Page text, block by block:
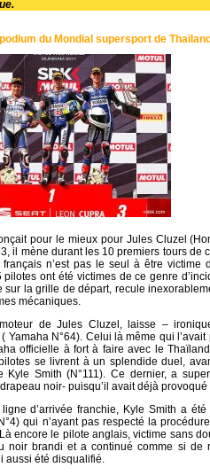
du Mondial supersport de
pour le mieux pour Jules Cluzel
il mène durant les 10 premiers tours de
français n’est pas le seul à être victime
pilotes ont été victimes de ce genre
sur la grille de départ, recule
mécaniques.
de Jules Cluzel, laisse –
Yamaha N°64). Celui là même qui
officielle à fort à faire avec le
se livrent à un splendide duel,
Kyle Smith (N°111). Ce dernier, a
noir- puisqu’il avait déjà
d’arrivée franchie, Kyle Smith a
qui n’ayant pas respecté la
encore le pilote anglais, victime sans
noir brandi et a continué comme si de
aussi été disqualifié.